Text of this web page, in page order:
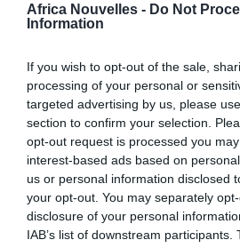
Africa Nouvelles - Do Not
Information
If you wish to opt-out of the sale,
processing of your personal or
targeted advertising by us, please
section to confirm your selection.
opt-out request is processed you
interest-based ads based on
us or personal information disclosed
your opt-out. You may separately
disclosure of your personal
IAB’s list of downstream
acquis sur tous les plans.
prenez du recul sur tout et
couple,vous ne parvenez
clairement avec le partenaire
en tentant de faire face au
ne vous sentez pas du tout
un peu délaissé ou trahi.
dramatiser en mai où les